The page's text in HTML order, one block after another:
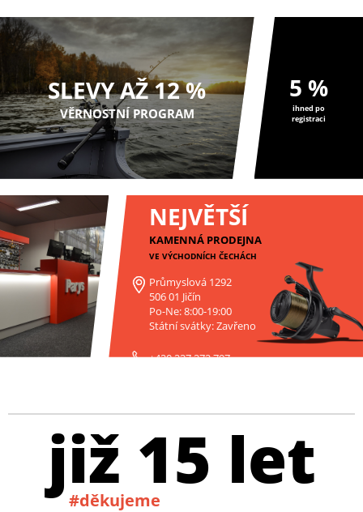
SLEVY AŽ 12 %
VĚRNOSTNÍ PROGRAM
5 %
ihned po
registraci
NEJVĚTŠÍ
KAMENNÁ PRODEJNA
VE VÝCHODNÍCH ČECHÁCH
Průmyslová 1292
506 01 Jičín
Po-Ne: 8:00-19:00
Státní svátky: Zavřeno
+420 227 272 797
již 15 let
#děkujeme